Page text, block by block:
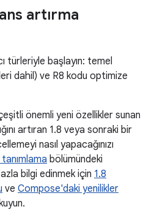
artırma
türleriyle başlayın: temel
dahil) ve R8 kodu optimize
çeşitli önemli yeni özellikler sunan
artıran 1.8 veya sonraki bir
nasıl yapacağınızı
tanımlama bölümündeki
bilgi edinmek için 1.8
ve Compose'daki yenilikler